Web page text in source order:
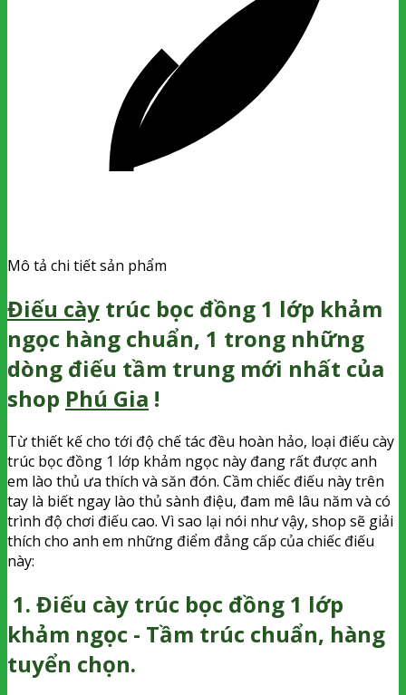
Mô tả chi tiết sản phẩm
Điếu cày trúc bọc đồng 1 lớp khảm
ngọc hàng chuẩn, 1 trong những
dòng điếu tầm trung mới nhất của
shop Phú Gia !
Từ thiết kế cho tới độ chế tác đều hoàn hảo, loại điếu cày
trúc bọc đồng 1 lớp khảm ngọc này đang rất được anh
em lào thủ ưa thích và săn đón. Cầm chiếc điếu này trên
tay là biết ngay lào thủ sành điệu, đam mê lâu năm và có
trình độ chơi điếu cao. Vì sao lại nói như vậy, shop sẽ giải
thích cho anh em những điểm đẳng cấp của chiếc điếu
này:
1. Điếu cày trúc bọc đồng 1 lớp
khảm ngọc - Tầm trúc chuẩn, hàng
tuyển chọn.